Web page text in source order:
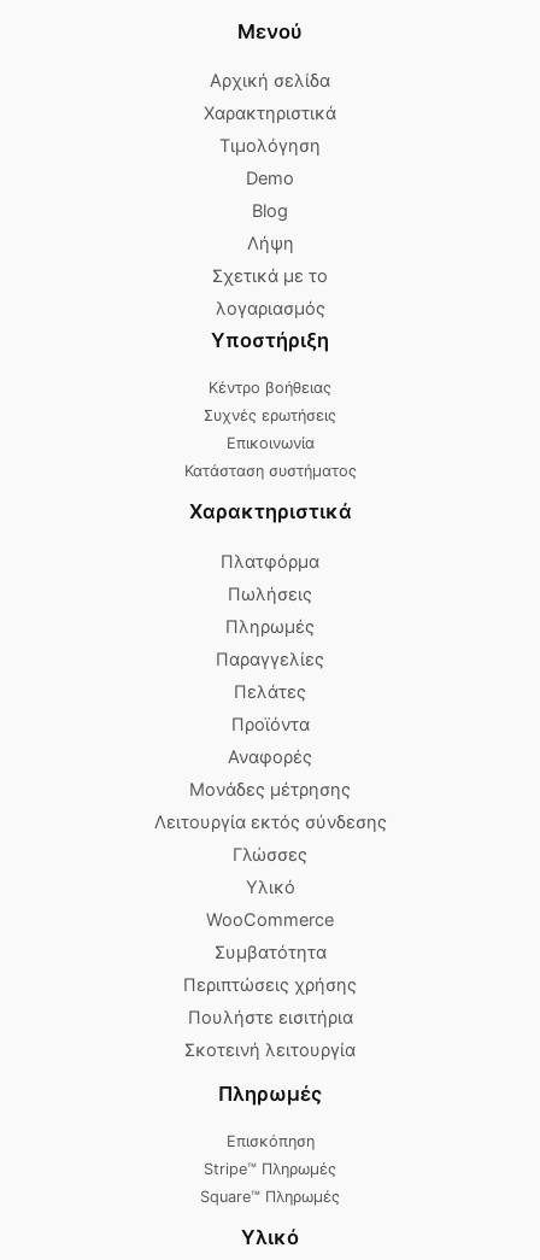
Μενού
Αρχική σελίδα
Χαρακτηριστικά
Τιμολόγηση
Demo
Blog
Λήψη
Σχετικά με το
λογαριασμός
Υποστήριξη
Κέντρο βοήθειας
Συχνές ερωτήσεις
Επικοινωνία
Κατάσταση συστήματος
Χαρακτηριστικά
Πλατφόρμα
Πωλήσεις
Πληρωμές
Παραγγελίες
Πελάτες
Προϊόντα
Αναφορές
Μονάδες μέτρησης
Λειτουργία εκτός σύνδεσης
Γλώσσες
Υλικό
WooCommerce
Συμβατότητα
Περιπτώσεις χρήσης
Πουλήστε εισιτήρια
Σκοτεινή λειτουργία
Πληρωμές
Επισκόπηση
Stripe™ Πληρωμές
Square™ Πληρωμές
Υλικό